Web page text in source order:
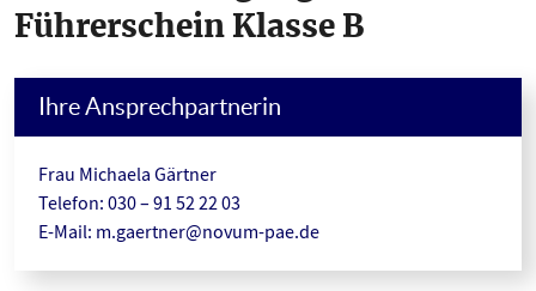
Führerschein Klasse B
Ihre Ansprechpartnerin
Frau Michaela Gärtner
Telefon: 030 – 91 52 22 03
E-Mail: m.gaertner@novum-pae.de